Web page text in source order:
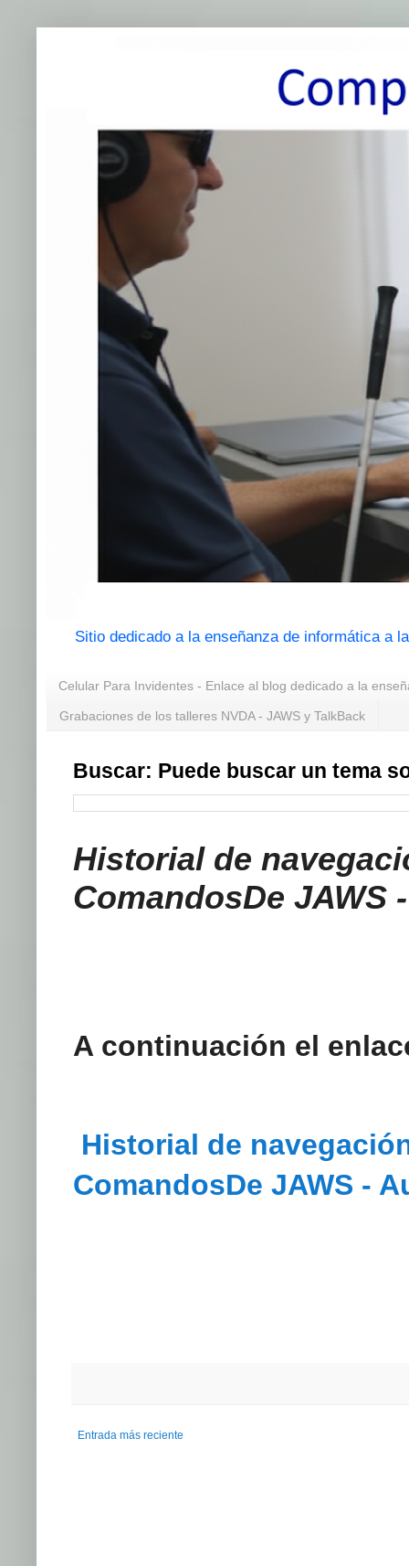
Sitio dedicado a la enseñanza de informática a
Celular Para Invidentes - Enlace al blog dedicado a la
Grabaciones de los talleres NVDA - JAWS y TalkBack
Buscar: Puede buscar un tema
Historial de
ComandosDe JAWS
A continuación el
Historial de
ComandosDe JAWS -
Entrada más reciente